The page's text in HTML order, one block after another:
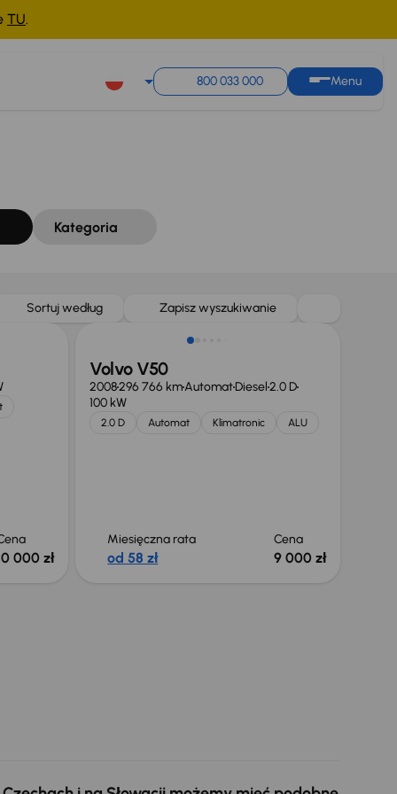
TU.
800 033 000 Menu
Kategoria
Sortuj według Zapisz wyszukiwanie
000 zł
Volvo V50
2008296 766 kmAutomatDiesel2.0 D
100 kW
2.0 D Automat Klimatronic ALU
Miesięczna rata
od 58 zł
Cena
9 000 zł